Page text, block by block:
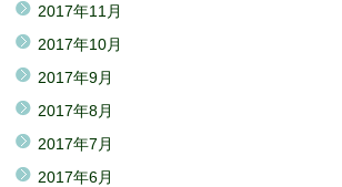
2017年11月
2017年10月
2017年9月
2017年8月
2017年7月
2017年6月